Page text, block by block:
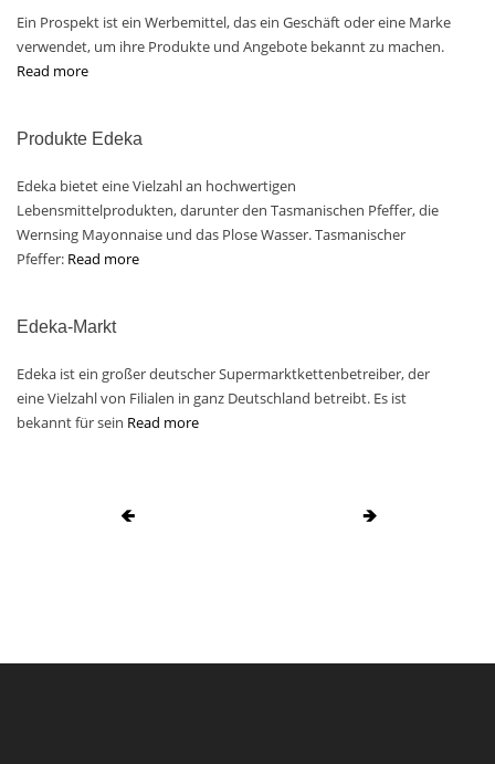
Ein Prospekt ist ein Werbemittel, das ein Geschäft oder eine Marke
verwendet, um ihre Produkte und Angebote bekannt zu machen.
Read more
Produkte Edeka
Edeka bietet eine Vielzahl an hochwertigen
Lebensmittelprodukten, darunter den Tasmanischen Pfeffer, die
Wernsing Mayonnaise und das Plose Wasser. Tasmanischer
Pfeffer: Read more
Edeka-Markt
Edeka ist ein großer deutscher Supermarktkettenbetreiber, der
eine Vielzahl von Filialen in ganz Deutschland betreibt. Es ist
bekannt für sein Read more
🡸 🡺